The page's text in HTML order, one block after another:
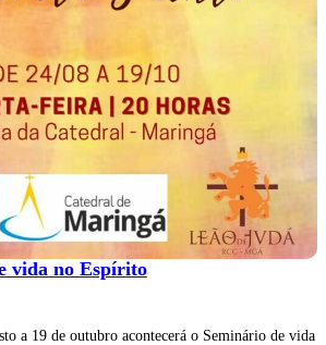
vida no Espírito
a 19 de outubro acontecerá o Seminário de vida